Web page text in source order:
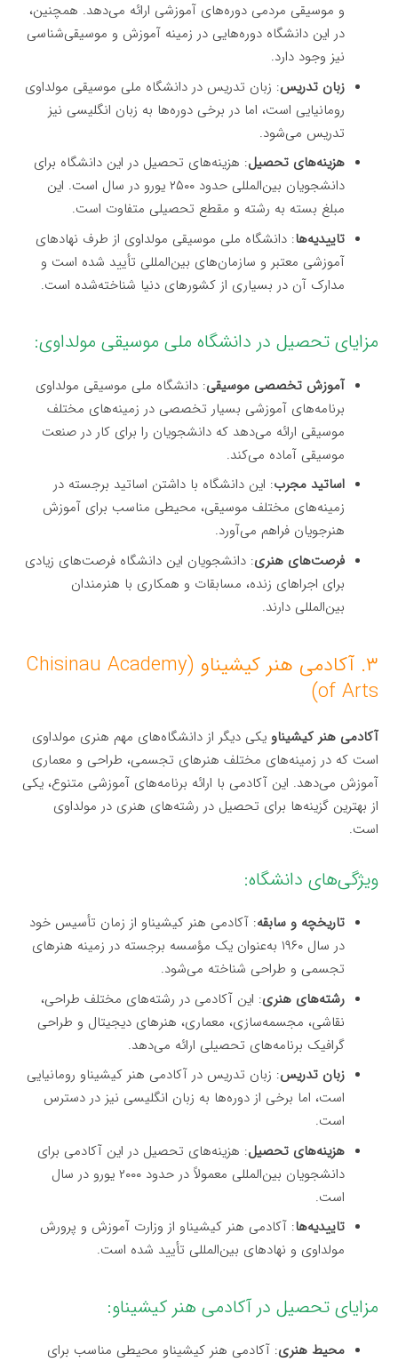
و موسیقی مردمی دوره‌های آموزشی ارائه می‌دهد. همچنین،
در این دانشگاه دوره‌هایی در زمینه آموزش و موسیقی‌شناسی
نیز وجود دارد.
زبان تدریس: زبان تدریس در دانشگاه ملی موسیقی مولداوی
رومانیایی است، اما در برخی دوره‌ها به زبان انگلیسی نیز
تدریس می‌شود.
هزینه‌های تحصیل: هزینه‌های تحصیل در این دانشگاه برای
دانشجویان بین‌المللی حدود ۲۵۰۰ یورو در سال است. این
مبلغ بسته به رشته و مقطع تحصیلی متفاوت است.
تاییدیه‌ها: دانشگاه ملی موسیقی مولداوی از طرف نهادهای
آموزشی معتبر و سازمان‌های بین‌المللی تأیید شده است و
مدارک آن در بسیاری از کشورهای دنیا شناخته‌شده است.
مزایای تحصیل در دانشگاه ملی موسیقی مولداوی:
آموزش تخصصی موسیقی: دانشگاه ملی موسیقی مولداوی
برنامه‌های آموزشی بسیار تخصصی در زمینه‌های مختلف
موسیقی ارائه می‌دهد که دانشجویان را برای کار در صنعت
موسیقی آماده می‌کند.
اساتید مجرب: این دانشگاه با داشتن اساتید برجسته در
زمینه‌های مختلف موسیقی، محیطی مناسب برای آموزش
هنرجویان فراهم می‌آورد.
فرصت‌های هنری: دانشجویان این دانشگاه فرصت‌های زیادی
برای اجراهای زنده، مسابقات و همکاری با هنرمندان
بین‌المللی دارند.
۳. آکادمی هنر کیشیناو (Chisinau Academy
of Arts)
آکادمی هنر کیشیناو یکی دیگر از دانشگاه‌های مهم هنری مولداوی
است که در زمینه‌های مختلف هنرهای تجسمی، طراحی و معماری
آموزش می‌دهد. این آکادمی با ارائه برنامه‌های آموزشی متنوع، یکی
از بهترین گزینه‌ها برای تحصیل در رشته‌های هنری در مولداوی
است.
ویژگی‌های دانشگاه:
تاریخچه و سابقه: آکادمی هنر کیشیناو از زمان تأسیس خود
در سال ۱۹۶۰ به‌عنوان یک مؤسسه برجسته در زمینه هنرهای
تجسمی و طراحی شناخته می‌شود.
رشته‌های هنری: این آکادمی در رشته‌های مختلف طراحی،
نقاشی، مجسمه‌سازی، معماری، هنرهای دیجیتال و طراحی
گرافیک برنامه‌های تحصیلی ارائه می‌دهد.
زبان تدریس: زبان تدریس در آکادمی هنر کیشیناو رومانیایی
است، اما برخی از دوره‌ها به زبان انگلیسی نیز در دسترس
است.
هزینه‌های تحصیل: هزینه‌های تحصیل در این آکادمی برای
دانشجویان بین‌المللی معمولاً در حدود ۲۰۰۰ یورو در سال
است.
تاییدیه‌ها: آکادمی هنر کیشیناو از وزارت آموزش و پرورش
مولداوی و نهادهای بین‌المللی تأیید شده است.
مزایای تحصیل در آکادمی هنر کیشیناو:
محیط هنری: آکادمی هنر کیشیناو محیطی مناسب برای